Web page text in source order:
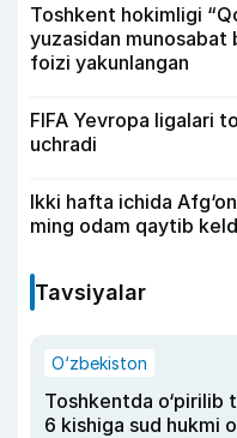
Toshkent hokimligi
yuzasidan munosabat
foizi yakunlangan
FIFA Yevropa ligalari
uchradi
Ikki hafta ichida
ming odam qaytib
Tavsiyalar
O‘zbekiston
Toshkentda o‘pirilib
6 kishiga sud hukmi